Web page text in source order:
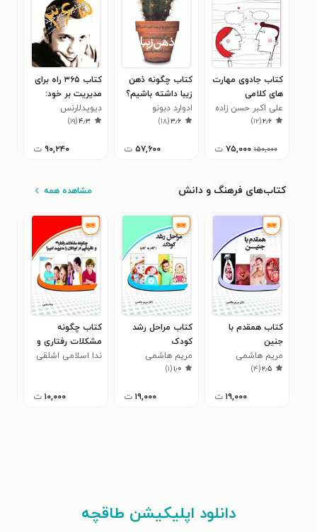
کتاب جادوی مهارت
های کلامی
علی اکبر حسن زاده
۲٫۶(۱۲)
۱۵۰,۰۰۰ ۷۵,۰۰۰ ت
کتاب چگونه ذهن
زیبا داشته باشیم؟
ادوارد دبونو
۳٫۶(۱۸)
۵۷,۶۰۰ ت
کتاب ۳۶۵ راه برای
مدیریت بر خود:
برنامه‌ریزی برای رشد
فردی و حرفه‌ای
دیوید‌لارنس
پریستون
۴٫۳(۱۹)
۹۰,۲۴۰ ت
کتاب‌های فرهنگ و دانش مشاهده همه
کتاب همقدم با
جنین
مریم هاشمی
بخشی
۲٫۵(۴)
۱۹,۰۰۰ ت
کتاب مراحل رشد
کودک
مریم هاشمی
بخشی
۱٫۰(۱)
۱۹,۰۰۰ ت
کتاب چگونه
مشکلات رفتاری و
نافرمانی در کودکان
ندا اسلامی اشلقی
۱۰,۰۰۰ ت
دانلود اپلیکیشن طاقچه